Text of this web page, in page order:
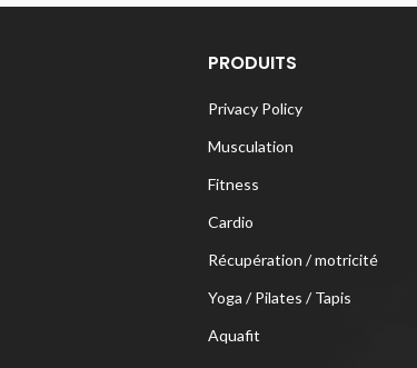
PRODUITS
Privacy Policy
Musculation
Fitness
Cardio
Récupération / motricité
Yoga / Pilates / Tapis
Aquafit